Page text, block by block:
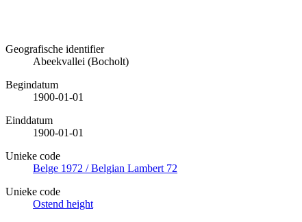
Geografische identifier
Abeekvallei (Bocholt)
Begindatum
1900-01-01
Einddatum
1900-01-01
Unieke code
Belge 1972 / Belgian Lambert 72
Unieke code
Ostend height